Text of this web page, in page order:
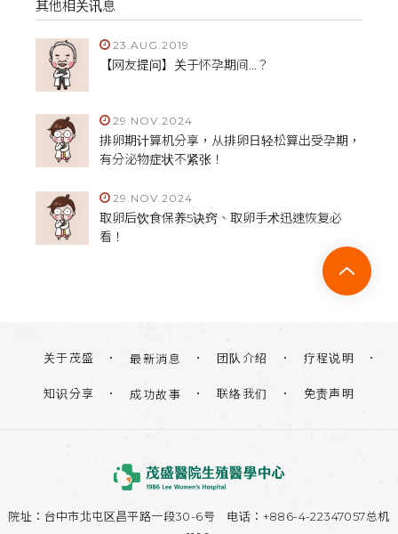
其他相关讯息
23.AUG.2019
【网友提问】关于怀孕期间...？
29.NOV.2024
排卵期计算机分享，从排卵日轻松算出受孕期，
有分泌物症状不紧张！
29.NOV.2024
取卵后饮食保养5诀窍、取卵手术迅速恢复必
看！
关于茂盛 最新消息 团队介绍 疗程说明
知识分享 成功故事 联络我们 免责声明
院址： 台中市北屯区昌平路一段30-6号 电话：+886-4-22347057总机